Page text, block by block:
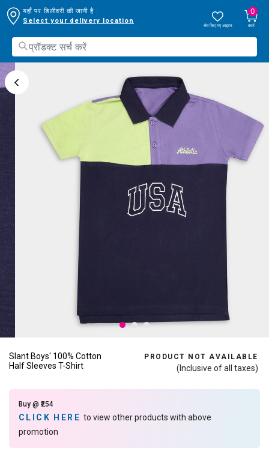
यहाँ पर डिलीवरी की जानी है :
Select your delivery location
सेव किए गए आइटम
0
कार्ट
Slant Boys' 100% Cotton
Half Sleeves T-Shirt
PRODUCT NOT AVAILABLE
(Inclusive of all taxes)
Buy @ ₹254
CLICK HEREto view other products with above
promotion